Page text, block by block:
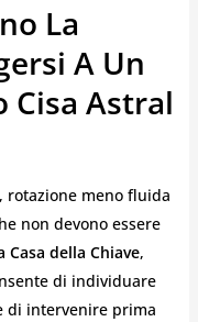
La
A Un
Cisa Astral
rotazione meno fluida
non devono essere
Casa della Chiave,
di individuare
di intervenire prima